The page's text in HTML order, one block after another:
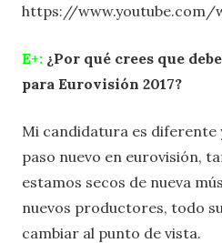
https://www.youtube.com/
E+: ¿Por qué crees que
para Eurovisión 2017?
Mi candidatura es diferente
paso nuevo en eurovisión,
estamos secos de nueva
nuevos productores, todo
cambiar al punto de vista.